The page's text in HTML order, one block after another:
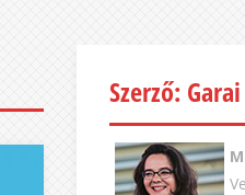
Szerző: